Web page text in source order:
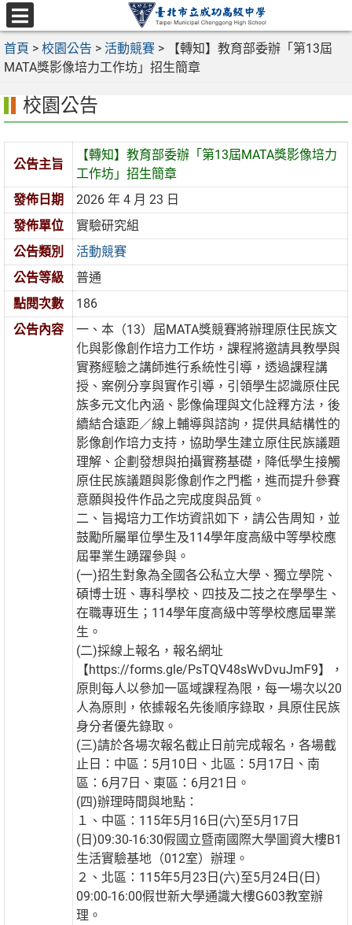
跳
至
主
要
區
選
單
首頁 > 校園公告 > 活動競賽 >
【轉知】教育部委辦「第13屆
MATA獎影像培力工作坊」招生簡章
校園公告
公告主旨
【轉知】教育部委辦「第13屆MATA獎影像培力
工作坊」招生簡章
發佈日期
2026 年 4 月 23 日
發佈單位
實驗研究組
公告類別
活動競賽
公告等級
普通
點閱次數
186
公告內容
一、本（13）屆MATA獎競賽將辦理原住民族文
化與影像創作培力工作坊，課程將邀請具教學與
實務經驗之講師進行系統性引導，透過課程講
授、案例分享與實作引導，引領學生認識原住民
族多元文化內涵、影像倫理與文化詮釋方法，後
續結合遠距／線上輔導與諮詢，提供具結構性的
影像創作培力支持，協助學生建立原住民族議題
理解、企劃發想與拍攝實務基礎，降低學生接觸
原住民族議題與影像創作之門檻，進而提升參賽
意願與投件作品之完成度與品質。
二、旨揭培力工作坊資訊如下，請公告周知，並
鼓勵所屬單位學生及114學年度高級中等學校應
屆畢業生踴躍參與。
(一)招生對象為全國各公私立大學、獨立學院、
碩博士班、專科學校、四技及二技之在學學生、
在職專班生；114學年度高級中等學校應屆畢業
生。
(二)採線上報名，報名網址
【https://forms.gle/PsTQV48sWvDvuJmF9】，
原則每人以參加一區域課程為限，每一場次以20
人為原則，依據報名先後順序錄取，具原住民族
身分者優先錄取。
(三)請於各場次報名截止日前完成報名，各場截
止日：中區：5月10日、北區：5月17日、南
區：6月7日、東區：6月21日。
(四)辦理時間與地點：
１、中區：115年5月16日(六)至5月17日
(日)09:30-16:30假國立暨南國際大學圖資大樓B1
生活實驗基地（012室）辦理。
２、北區：115年5月23日(六)至5月24日(日)
09:00-16:00假世新大學通識大樓G603教室辦
理。